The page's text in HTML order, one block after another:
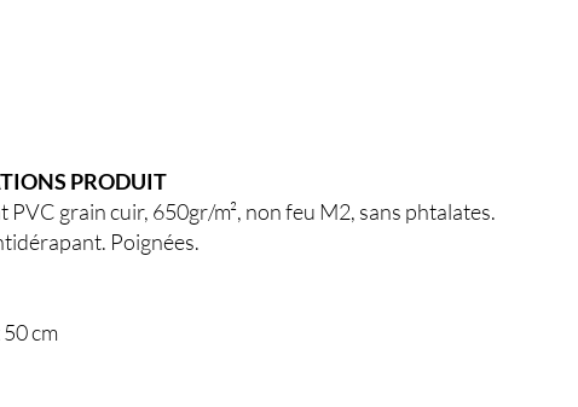
PRODUIT
PVC grain cuir, 650gr/m², non feu M2, sans phtalates.
Poignées.
cm